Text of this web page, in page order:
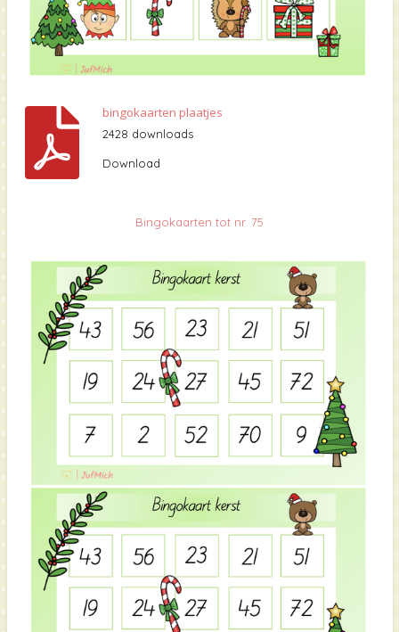
bingokaarten plaatjes
2428 downloads
Download
Bingokaarten tot nr. 75